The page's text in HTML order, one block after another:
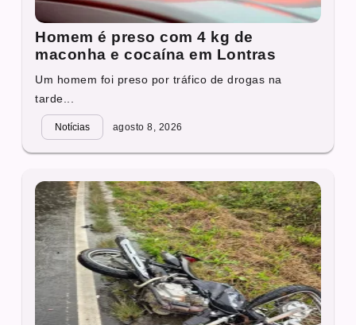
Homem é preso com 4 kg de
maconha e cocaína em Lontras
Um homem foi preso por tráfico de drogas na
tarde...
Notícias agosto 8, 2026